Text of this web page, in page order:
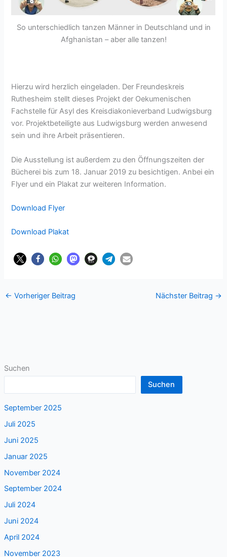
Suchen
Suchen
September 2025
Juli 2025
Juni 2025
Januar 2025
November 2024
September 2024
Juli 2024
Juni 2024
April 2024
November 2023
So unterschiedlich tanzen Männer in Deutschland und in
Afghanistan – aber alle tanzen!
Hierzu wird herzlich eingeladen. Der Freundeskreis
Ruthesheim stellt dieses Projekt der Oekumenischen
Fachstelle für Asyl des Kreisdiakonieverband Ludwigsburg
vor. Projektbeteiligte aus Ludwigsburg werden anwesend
sein und ihre Arbeit präsentieren.
Die Ausstellung ist außerdem zu den Öffnungszeiten der
Bücherei bis zum 18. Januar 2019 zu besichtigen. Anbei ein
Flyer und ein Plakat zur weiteren Information.
Download Flyer
Download Plakat
← Vorheriger Beitrag Nächster Beitrag →